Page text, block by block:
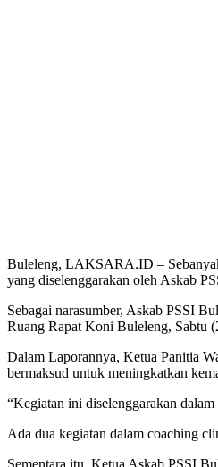
Buleleng, LAKSARA.ID –
yang diselenggarakan oleh Askab
Sebagai narasumber, Askab PSSI
Ruang Rapat Koni Buleleng, Sabtu
Dalam Laporannya, Ketua Panitia
bermaksud untuk meningkatkan
“Kegiatan ini diselenggarakan
Ada dua kegiatan dalam coaching
Sementara itu, Ketua Askab PSSI